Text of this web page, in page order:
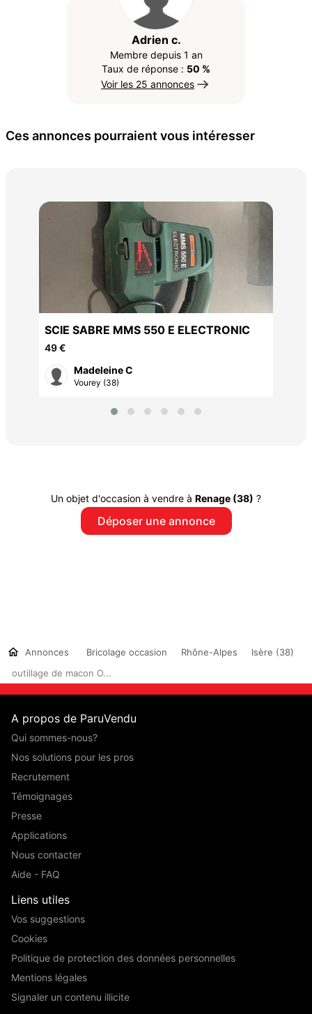
Adrien c.
Membre depuis 1 an
Taux de réponse : 50 %
Voir les 25 annonces
Ces annonces pourraient vous intéresser
SCIE SABRE MMS 550 E ELECTRONIC
49 €
Madeleine C
Vourey (38)
Un objet d'occasion à vendre à Renage (38) ?
Déposer une annonce
Annonces Bricolage occasion Rhône-Alpes
Isère (38)
outillage de macon O...
A propos de ParuVendu
Qui sommes-nous?
Nos solutions pour les pros
Recrutement
Témoignages
Presse
Applications
Nous contacter
Aide - FAQ
Liens utiles
Vos suggestions
Cookies
Politique de protection des données personnelles
Mentions légales
Signaler un contenu illicite